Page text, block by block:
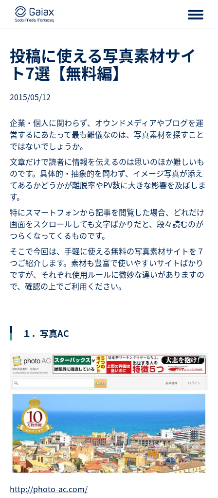
投稿に使える写真素材サイ
ト7選【無料編】
2015/05/12
企業・個人に関わらず、オウンドメディアやブログを運
営するにあたって最も難儀なのは、写真素材を探すこと
ではないでしょうか。
文章だけで読者に情報を伝えるのは思いのほか難しいも
のです。具体的・抽象的を問わず、イメージ写真が添え
てあるかどうかが離脱率やPV数に大きな影響を及ぼしま
す。
特にスマートフォンから記事を閲覧した場合、どれだけ
画面をスクロールしても文字ばかりだと、段々読むのが
つらくなってくるものです。
そこで今回は、手軽に使える無料の写真素材サイトを７
つご紹介します。素材も豊富で使いやすいサイトばかり
ですが、それぞれ使用ルールに微妙な違いがありますの
で、確認の上でご利用ください。
１．写真AC
http://photo-ac.com/